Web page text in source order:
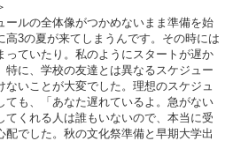
ールの全体像がつかめないまま準備を始
3の夏が来てしまうんです。その時には
っていたり。私のようにスタートが遅か
特に、学校の友達とは異なるスケジュー
いことが大変でした。理想のスケジュ
ても、「あなた遅れているよ。急がない
てくれる人は誰もいないので、本当に受
でした。秋の文化祭準備と早期大学出